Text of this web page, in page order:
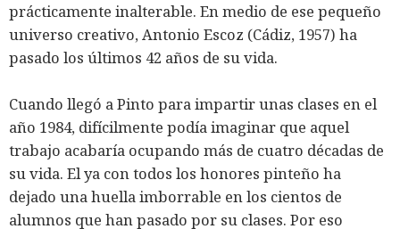
prácticamente inalterable. En medio de ese pequeño
universo creativo, Antonio Escoz (Cádiz, 1957) ha
pasado los últimos 42 años de su vida.
Cuando llegó a Pinto para impartir unas clases en el
año 1984, difícilmente podía imaginar que aquel
trabajo acabaría ocupando más de cuatro décadas de
su vida. El ya con todos los honores pinteño ha
dejado una huella imborrable en los cientos de
alumnos que han pasado por su clases. Por eso